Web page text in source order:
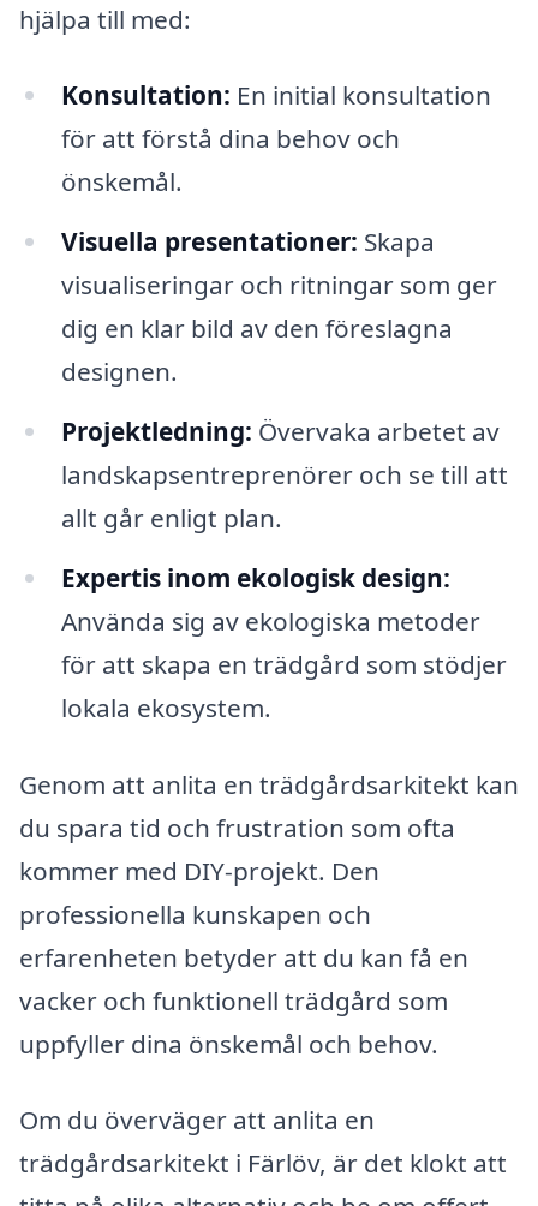
hjälpa till med:
Konsultation: En initial konsultation
för att förstå dina behov och
önskemål.
Visuella presentationer: Skapa
visualiseringar och ritningar som ger
dig en klar bild av den föreslagna
designen.
Projektledning: Övervaka arbetet av
landskapsentreprenörer och se till att
allt går enligt plan.
Expertis inom ekologisk design:
Använda sig av ekologiska metoder
för att skapa en trädgård som stödjer
lokala ekosystem.
Genom att anlita en trädgårdsarkitekt kan
du spara tid och frustration som ofta
kommer med DIY-projekt. Den
professionella kunskapen och
erfarenheten betyder att du kan få en
vacker och funktionell trädgård som
uppfyller dina önskemål och behov.
Om du överväger att anlita en
trädgårdsarkitekt i Färlöv, är det klokt att